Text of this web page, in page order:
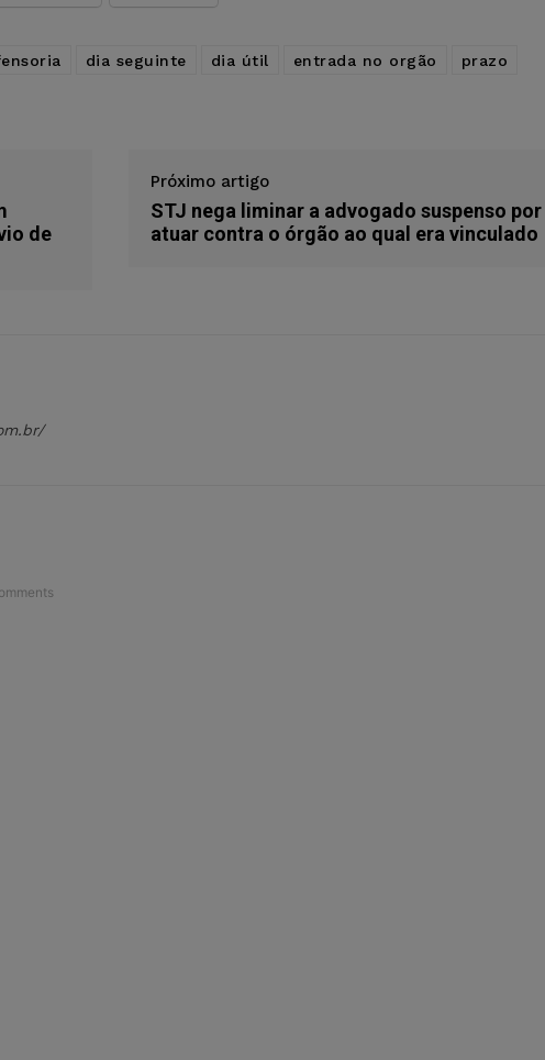
dia seguinte dia útil entrada no orgão
prazo
de
Próximo artigo
STJ nega liminar a advogado suspenso por
atuar contra o órgão ao qual era vinculado